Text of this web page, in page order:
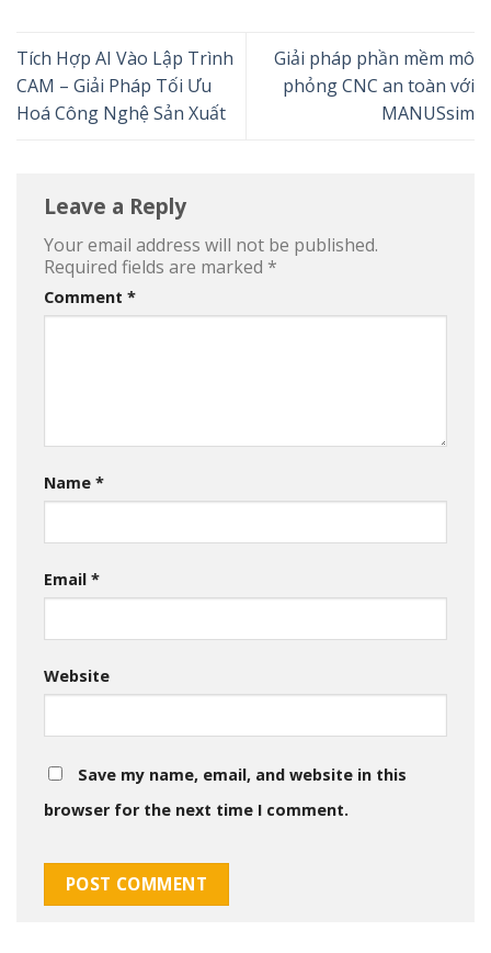
Tích Hợp AI Vào Lập Trình
CAM – Giải Pháp Tối Ưu
Hoá Công Nghệ Sản Xuất
Giải pháp phần mềm mô
phỏng CNC an toàn với
MANUSsim
Leave a Reply
Your email address will not be published.
Required fields are marked *
Comment *
Name *
Email *
Website
Save my name, email, and website in this
browser for the next time I comment.